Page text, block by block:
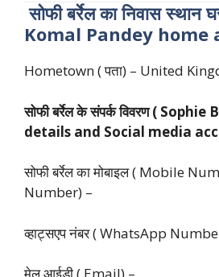
सोफी बर्रेल का निवास स्थान
Komal Pandey home
Hometown ( पता) – United
सोफीबर्रेलकेसंपर्कविवरण( Sophie
details and Social media
सोफी बर्रेल का मोबाइल ( Mobile
Number) –
व्हाट्सएप नंबर ( WhatsApp